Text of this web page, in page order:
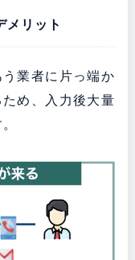
メリット
業者に片っ端か
め、入力後大量